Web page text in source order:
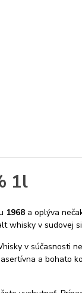
1l
1968 a oplýva
whisky v sudovej
v súčasnosti
a bohato